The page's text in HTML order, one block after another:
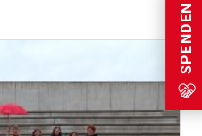
SPENDEN